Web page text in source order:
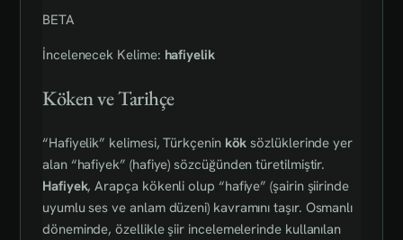
BETA
İncelenecek Kelime: hafiyelik
Köken ve Tarihçe
“Hafiyelik” kelimesi, Türkçenin kök sözlüklerinde yer
alan “hafiyek” (hafiye) sözcüğünden türetilmiştir.
Hafiyek, Arapça kökenli olup “hafiye” (şairin şiirinde
uyumlu ses ve anlam düzeni) kavramını taşır. Osmanlı
döneminde, özellikle şiir incelemelerinde kullanılan